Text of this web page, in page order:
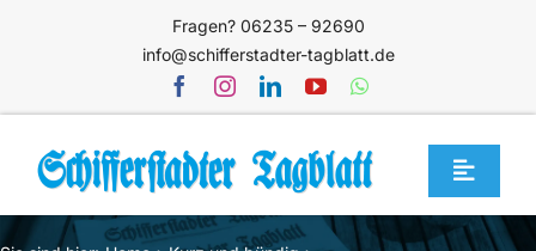
Fragen? 06235 – 92690
info@schifferstadter-tagblatt.de
Toggle
Home